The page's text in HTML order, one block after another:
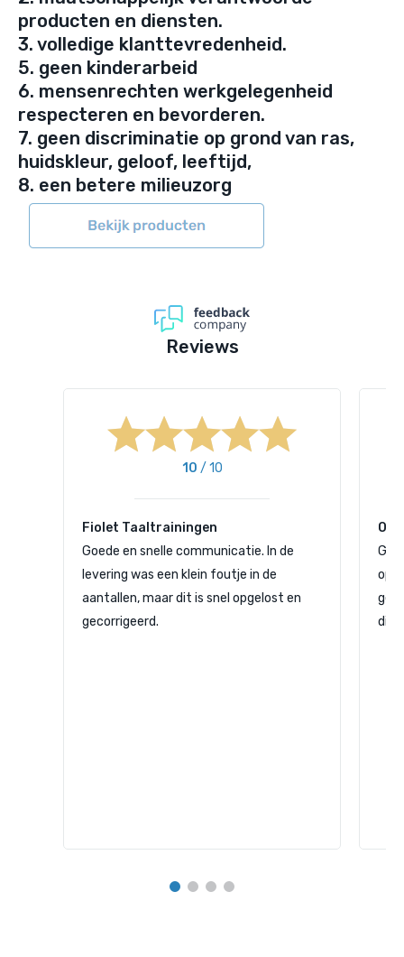
producten en diensten.
3. volledige klanttevredenheid.
5. geen kinderarbeid
6. mensenrechten werkgelegenheid
respecteren en bevorderen.
7. geen discriminatie op grond van ras,
huidskleur, geloof, leeftijd,
8. een betere milieuzorg
Reviews
10 / 10
Fiolet Taaltrainingen
Goede en snelle communicatie. In de
levering was een klein foutje in de
aantallen, maar dit is snel opgelost en
gecorrigeerd.
die